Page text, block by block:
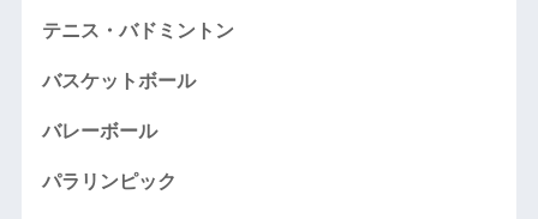
テニス・バドミントン
バスケットボール
バレーボール
パラリンピック